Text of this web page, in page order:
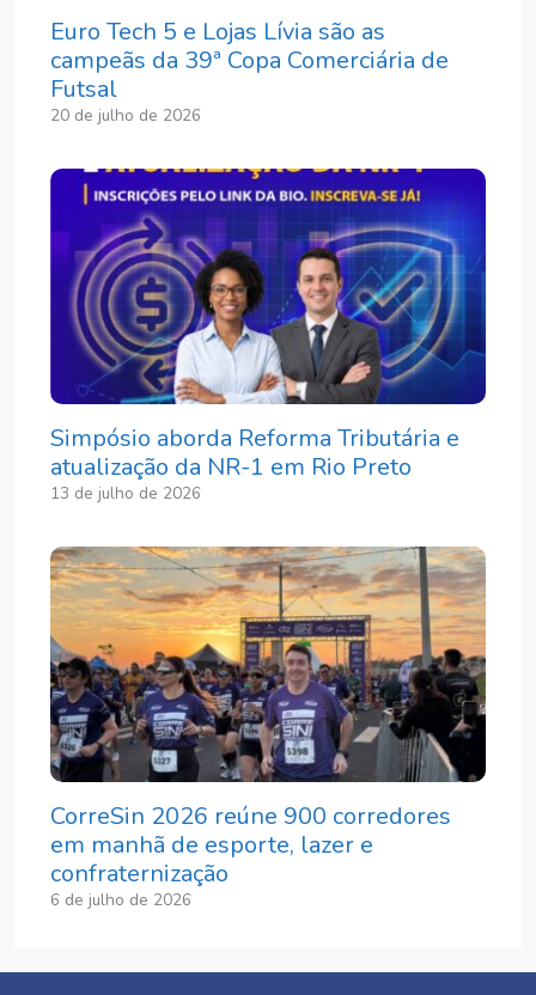
Euro Tech 5 e Lojas Lívia são as
campeãs da 39ª Copa Comerciária de
Futsal
20 de julho de 2026
Simpósio aborda Reforma Tributária e
atualização da NR-1 em Rio Preto
13 de julho de 2026
CorreSin 2026 reúne 900 corredores
em manhã de esporte, lazer e
confraternização
6 de julho de 2026